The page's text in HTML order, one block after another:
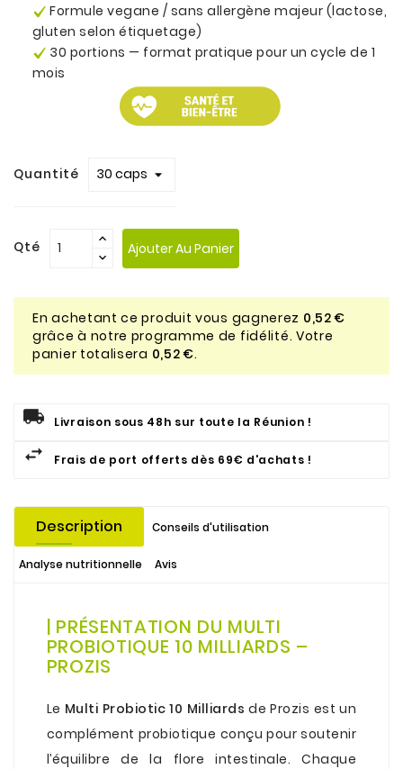
Formule vegane / sans allergène majeur (lactose,
gluten selon étiquetage)
30 portions — format pratique pour un cycle de 1
mois
Quantité
Qté Ajouter Au Panier
En achetant ce produit vous gagnerez 0,52 €
grâce à notre programme de fidélité. Votre
panier totalisera 0,52 €.
Livraison sous 48h sur toute la Réunion !
Frais de port offerts dès 69€ d'achats !
Description Conseils d'utilisation
Analyse nutritionnelle Avis
| PRÉSENTATION DU MULTI
PROBIOTIQUE 10 MILLIARDS –
PROZIS
Le Multi Probiotic 10 Milliards de Prozis est un
complément probiotique conçu pour soutenir
l’équilibre de la flore intestinale. Chaque